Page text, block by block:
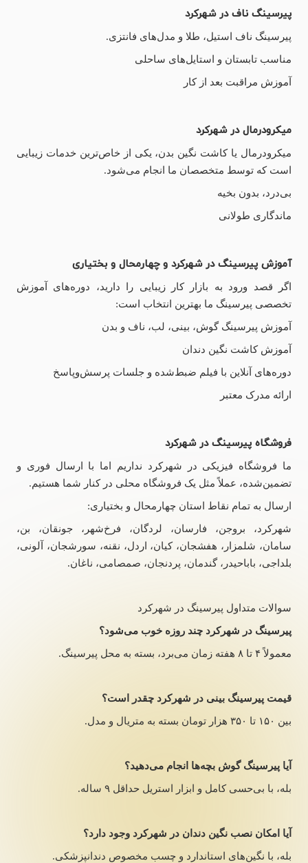
پیرسینگ ناف در شهرکرد
پیرسینگ ناف استیل، طلا و مدل‌های فانتزی.
مناسب تابستان و استایل‌های ساحلی
آموزش مراقبت بعد از کار
میکرودرمال در شهرکرد
میکرودرمال یا کاشت نگین بدن، یکی از خاص‌ترین خدمات زیبایی
است که توسط متخصصان ما انجام می‌شود.
بی‌درد، بدون بخیه
ماندگاری طولانی
آموزش پیرسینگ در شهرکرد و چهارمحال و بختیاری
اگر قصد ورود به بازار کار زیبایی را دارید، دوره‌های آموزش
تخصصی پیرسینگ ما بهترین انتخاب است:
آموزش پیرسینگ گوش، بینی، لب، ناف و بدن
آموزش کاشت نگین دندان
دوره‌های آنلاین با فیلم ضبط‌شده و جلسات پرسش‌وپاسخ
ارائه مدرک معتبر
فروشگاه پیرسینگ در شهرکرد
ما فروشگاه فیزیکی در شهرکرد نداریم اما با ارسال فوری و
تضمین‌شده، عملاً مثل یک فروشگاه محلی در کنار شما هستیم.
ارسال به تمام نقاط استان چهارمحال و بختیاری:
شهرکرد، بروجن، فارسان، لردگان، فرخ‌شهر، جونقان، بن،
سامان، شلمزار، هفشجان، کیان، اردل، نقنه، سورشجان، آلونی،
بلداجی، باباحیدر، گندمان، پردنجان، صمصامی، ناغان.
سوالات متداول پیرسینگ در شهرکرد
پیرسینگ در شهرکرد چند روزه خوب می‌شود؟
معمولاً ۴ تا ۸ هفته زمان می‌برد، بسته به محل پیرسینگ.
قیمت پیرسینگ بینی در شهرکرد چقدر است؟
بین ۱۵۰ تا ۳۵۰ هزار تومان بسته به متریال و مدل.
آیا پیرسینگ گوش بچه‌ها انجام می‌دهید؟
بله، با بی‌حسی کامل و ابزار استریل حداقل ۹ ساله.
آیا امکان نصب نگین دندان در شهرکرد وجود دارد؟
بله، با نگین‌های استاندارد و چسب مخصوص دندانپزشکی.